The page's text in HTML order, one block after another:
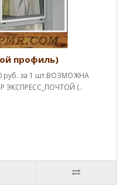
профиль)
руб. за 1 шт.ВОЗМОЖНА
(..